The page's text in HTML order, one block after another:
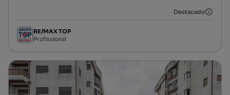
Destacado
RE/MAX TOP
Profissional